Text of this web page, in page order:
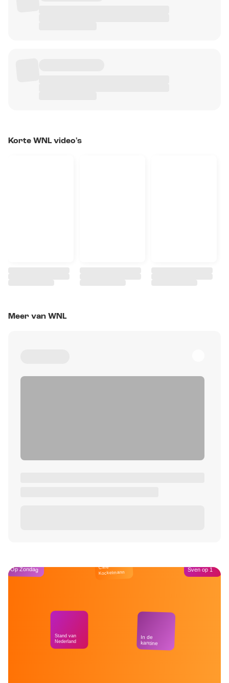
Korte WNL video's
Meer van WNL
Op Zondag
Stand van
Nederland
Café
Kockelmann
In de
kantine
Sven op 1